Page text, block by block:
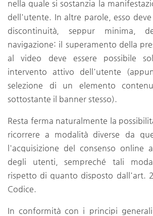
nella quale si sostanzia la
dell'utente. In altre parole, esso
discontinuità, seppur minima,
navigazione: il superamento della
al video deve essere possibile
intervento attivo dell'utente
selezione di un elemento
sottostante il banner stesso).
Resta ferma naturalmente la
ricorrere a modalità diverse da
l'acquisizione del consenso online
degli utenti, sempreché tali
rispetto di quanto disposto dall'art.
Codice.
In conformità con i principi